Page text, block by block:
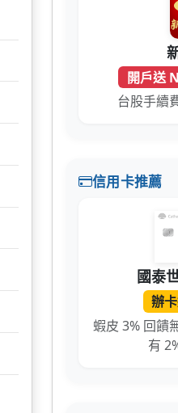
開戶送
台股手續
信用卡推薦
國泰
辦
蝦皮 3% 回饋
有